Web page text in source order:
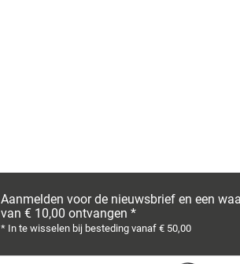
Aanmelden voor de nieuwsbrief en een
van € 10,00 ontvangen *
* In te wisselen bij besteding vanaf € 50,00